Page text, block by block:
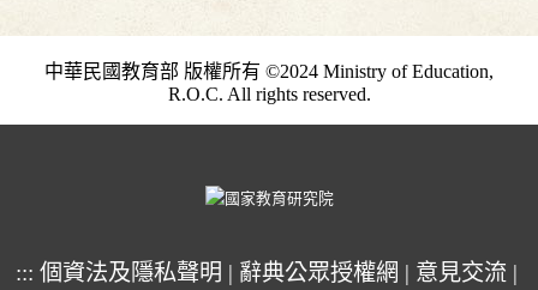
中華民國教育部 版權所有 ©2024 Ministry of Education,
R.O.C. All rights reserved.
::: 個資法及隱私聲明 | 辭典公眾授權網 | 意見交流 |